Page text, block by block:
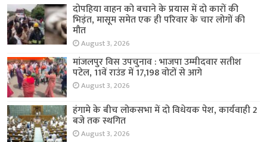
दोपहिया वाहन को बचाने के प्रयास में दो कारों की
भिड़ंत, मासूम समेत एक ही परिवार के चार लोगों की
मौत
August 3, 2026
मांजलपुर विस उपचुनाव : भाजपा उम्मीदवार सतीश
पटेल, 11वें राउंड में 17,198 वोटों से आगे
August 3, 2026
हंगामे के बीच लोकसभा में दो विधेयक पेश, कार्यवाही 2
बजे तक स्थगित
August 3, 2026